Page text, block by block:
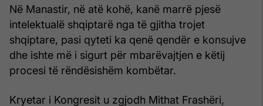
Në Manastir, në atë kohë, kanë marrë pjesë
intelektualë shqiptarë nga të gjitha trojet
shqiptare, pasi qyteti ka qenë qendër e konsujve
dhe ishte më i sigurt për mbarëvajtjen e këtij
procesi të rëndësishëm kombëtar.
Kryetar i Kongresit u zgjodh Mithat Frashëri,